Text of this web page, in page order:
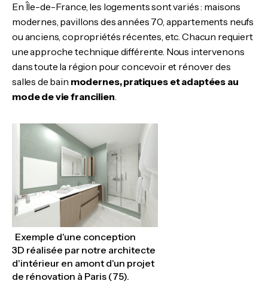
En Île-de-France, les logements sont variés : maisons
modernes, pavillons des années 70, appartements neufs
ou anciens, copropriétés récentes, etc. Chacun requiert
une approche technique différente. Nous intervenons
dans toute la région pour concevoir et rénover des
salles de bain modernes, pratiques et adaptées au
mode de vie francilien.
Exemple d'une conception
3D réalisée par notre architecte
d'intérieur en amont d'un projet
de rénovation à Paris (75).